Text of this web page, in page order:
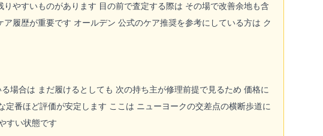
やすいものがあります 目の前で査定する際は その場で改善余地も含
履歴が重要です オールデン 公式のケア推奨を参考にしている方は ク
場合は まだ履けるとしても 次の持ち主が修理前提で見るため 価格に
番ほど評価が安定します ここは ニューヨークの交差点の横断歩道に
すい状態です